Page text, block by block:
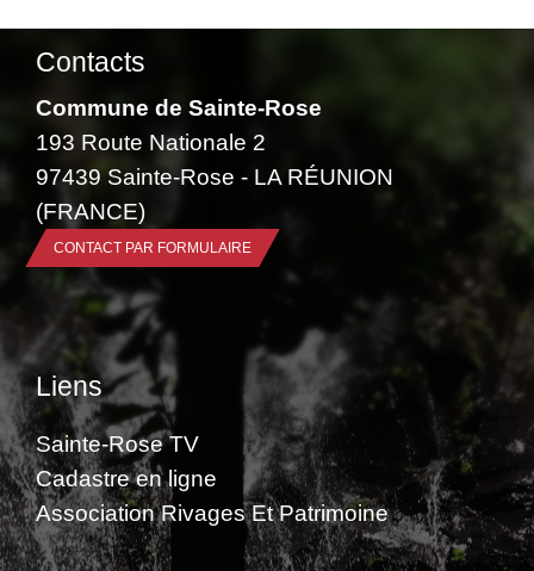
Contacts
Commune de Sainte-Rose
193 Route Nationale 2
97439 Sainte-Rose - LA RÉUNION
(FRANCE)
CONTACT PAR FORMULAIRE
Liens
Sainte-Rose TV
Cadastre en ligne
Association Rivages Et Patrimoine